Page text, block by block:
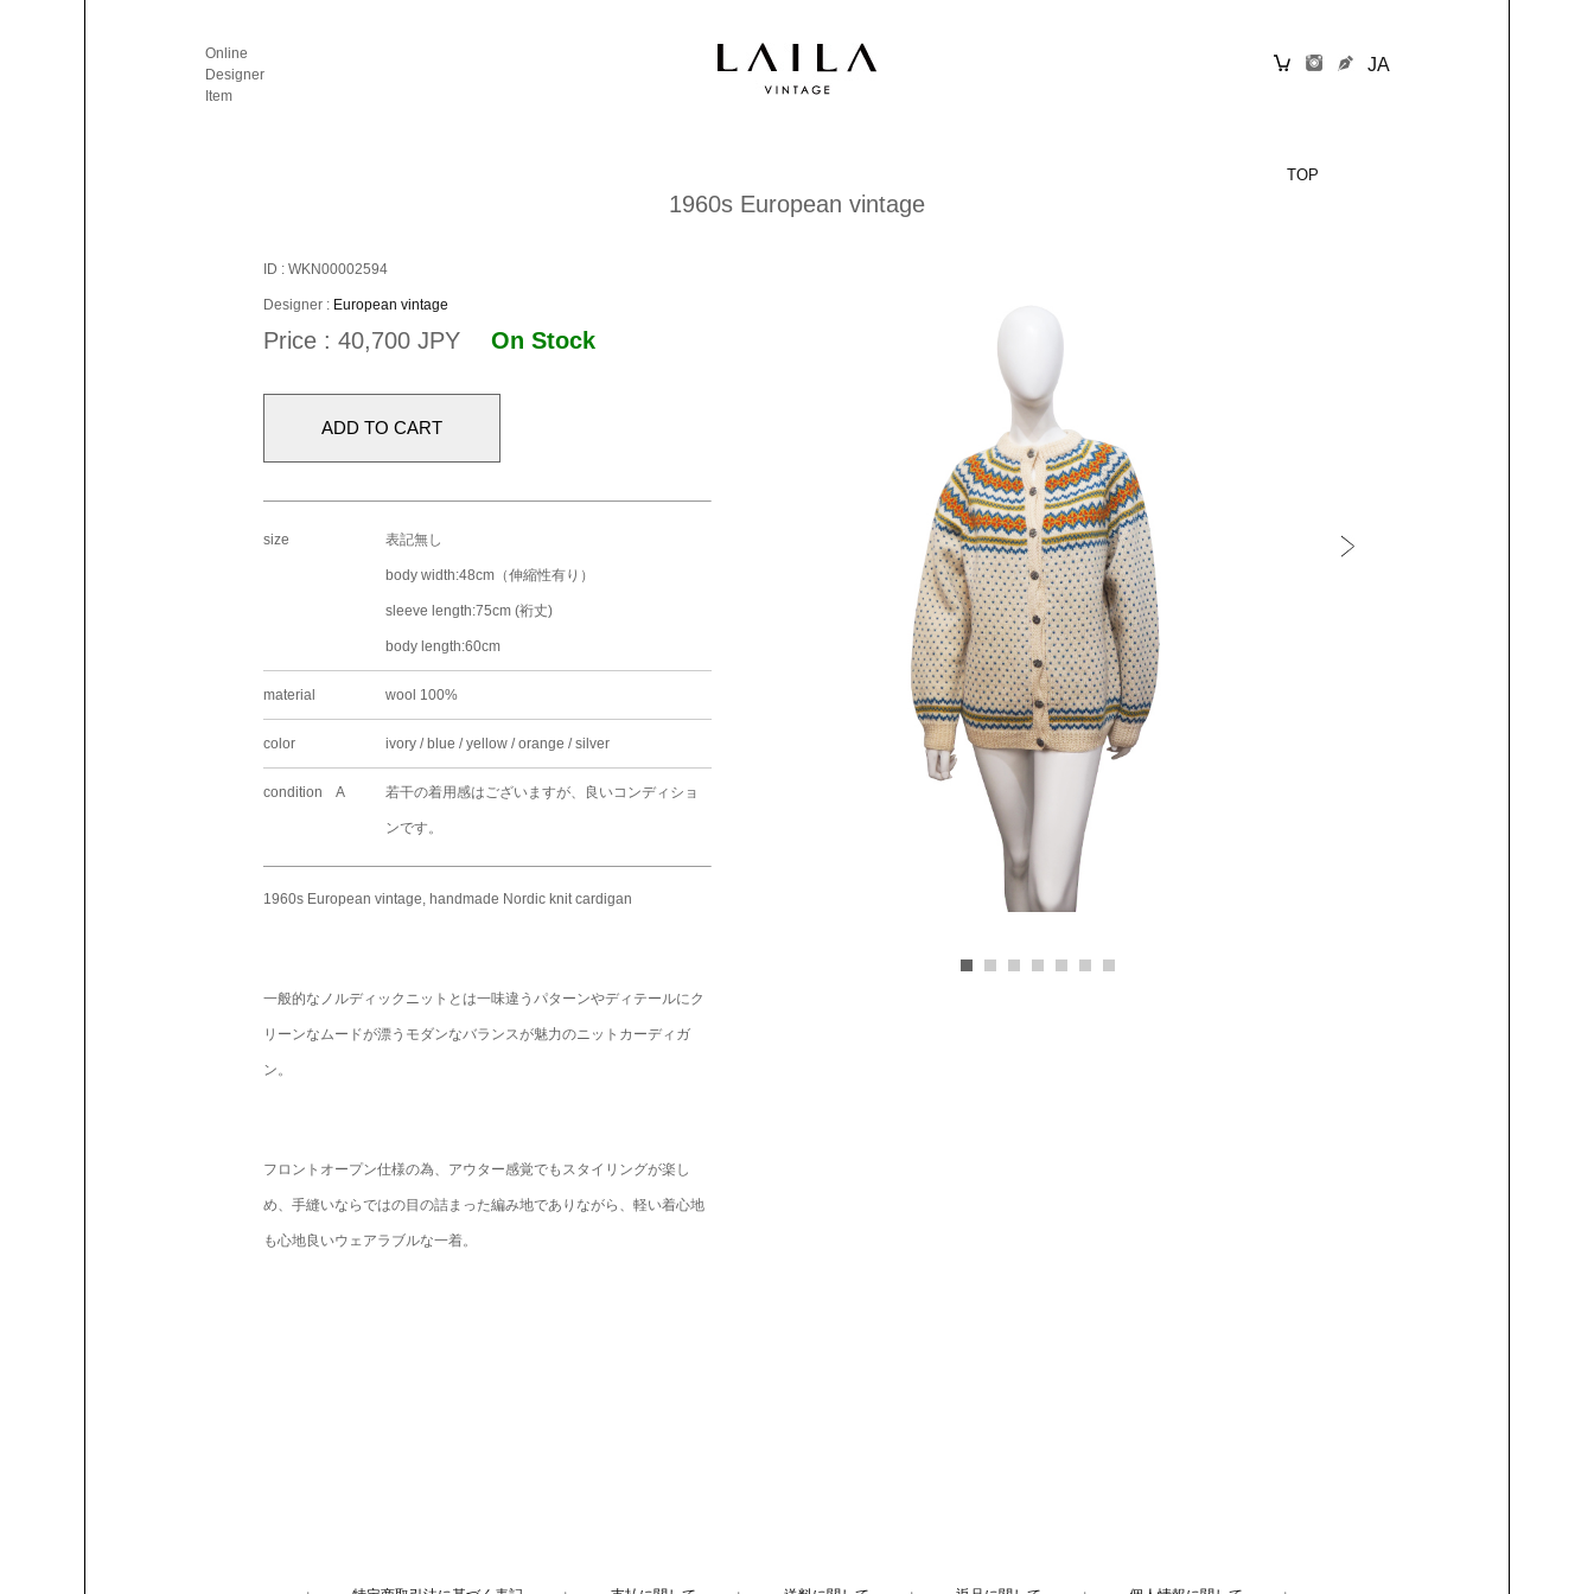
Online
Designer
Item
JA
TOP
1960s European vintage
ID : WKN00002594
Designer : European vintage
Price : 40,700 JPY On Stock
size 表記無し
body width:48cm（伸縮性有り）
sleeve length:75cm (裄丈)
body length:60cm
material wool 100%
color ivory / blue / yellow / orange / silver
condition A 若干の着用感はございますが、良いコンディショ
ンです。
1960s European vintage, handmade Nordic knit cardigan
一般的なノルディックニットとは一味違うパターンやディテールにク
リーンなムードが漂うモダンなバランスが魅力のニットカーディガ
ン。
フロントオープン仕様の為、アウター感覚でもスタイリングが楽し
め、手縫いならではの目の詰まった編み地でありながら、軽い着心地
も心地良いウェアラブルな一着。